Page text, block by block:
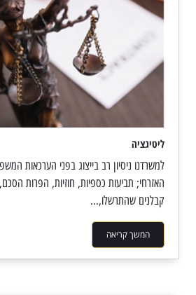
ליטיגציה
למשרדנו ניסיון רב בייצוג בפני הערכאות
האזרחי; תביעות כספיות, חוזיות, הפרות הסכם,
קבלנים שהתרשלו,...
המשך קריאה